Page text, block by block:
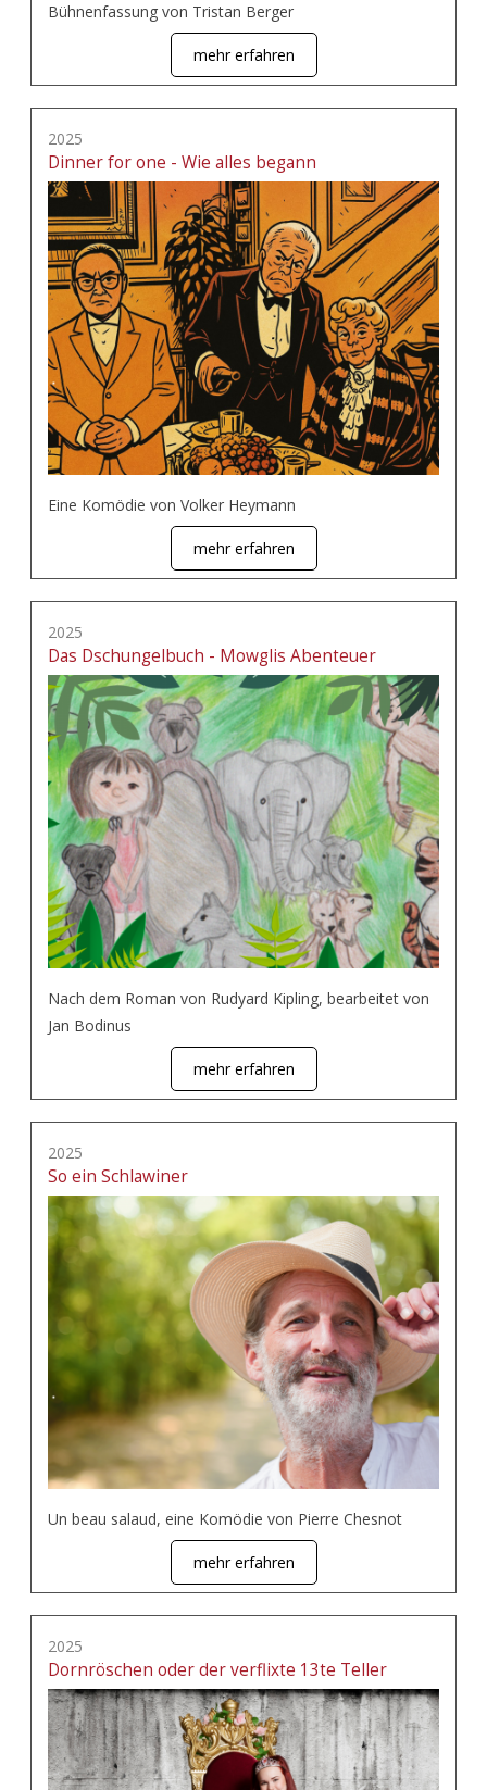
Bühnenfassung von Tristan Berger
mehr erfahren
2025
Dinner for one - Wie alles begann
Eine Komödie von Volker Heymann
mehr erfahren
2025
Das Dschungelbuch - Mowglis Abenteuer
Nach dem Roman von Rudyard Kipling, bearbeitet von
Jan Bodinus
mehr erfahren
2025
So ein Schlawiner
Un beau salaud, eine Komödie von Pierre Chesnot
mehr erfahren
2025
Dornröschen oder der verflixte 13te Teller